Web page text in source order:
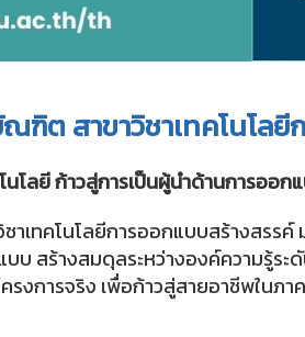
ต สาขาวิชาเทคโนโลยี
โลยี ก้าวสู่การเป็นผู้นำด้านการออก
เทคโนโลยีการออกแบบสร้างสร
บบ สร้างสมดุลระหว่างองค์ความรู้
งการจริง เพื่อก้าวสู่สายอาชีพในภ